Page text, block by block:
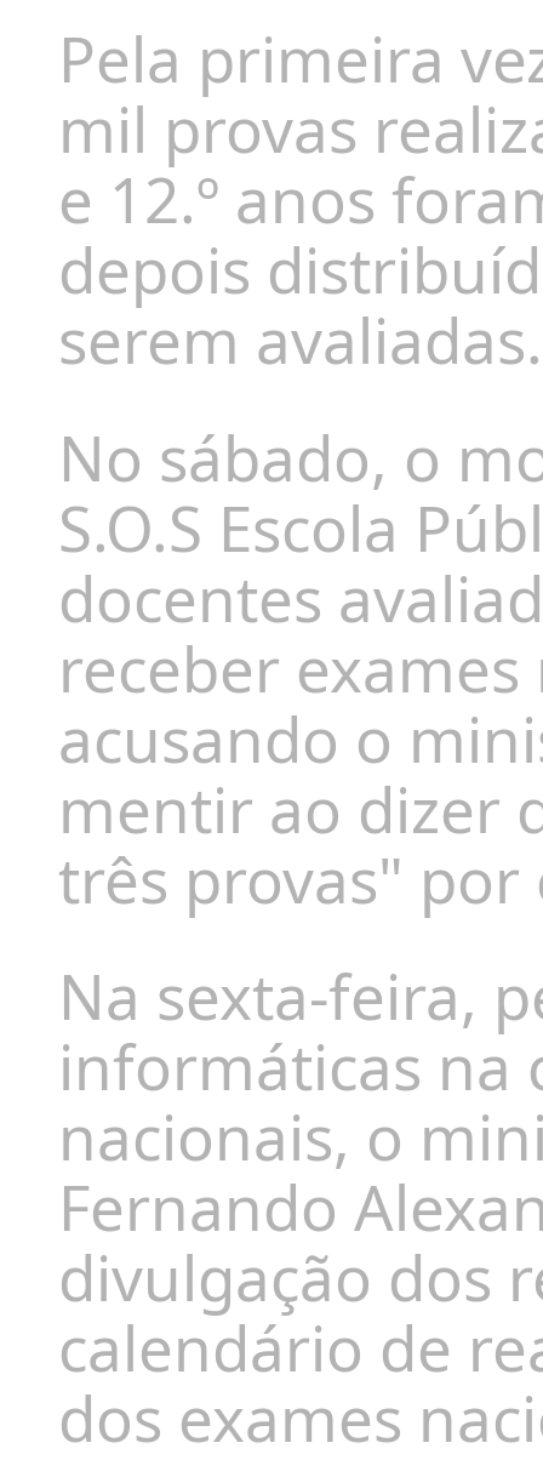
Pela primeira
mil provas
e 12.º anos
depois
serem avaliadas.
No sábado, o
S.O.S Escola
docentes
receber
acusando o
mentir ao dizer
três provas"
Na sexta-feira,
informáticas na
nacionais, o
Fernando
divulgação dos
calendário de
dos exames